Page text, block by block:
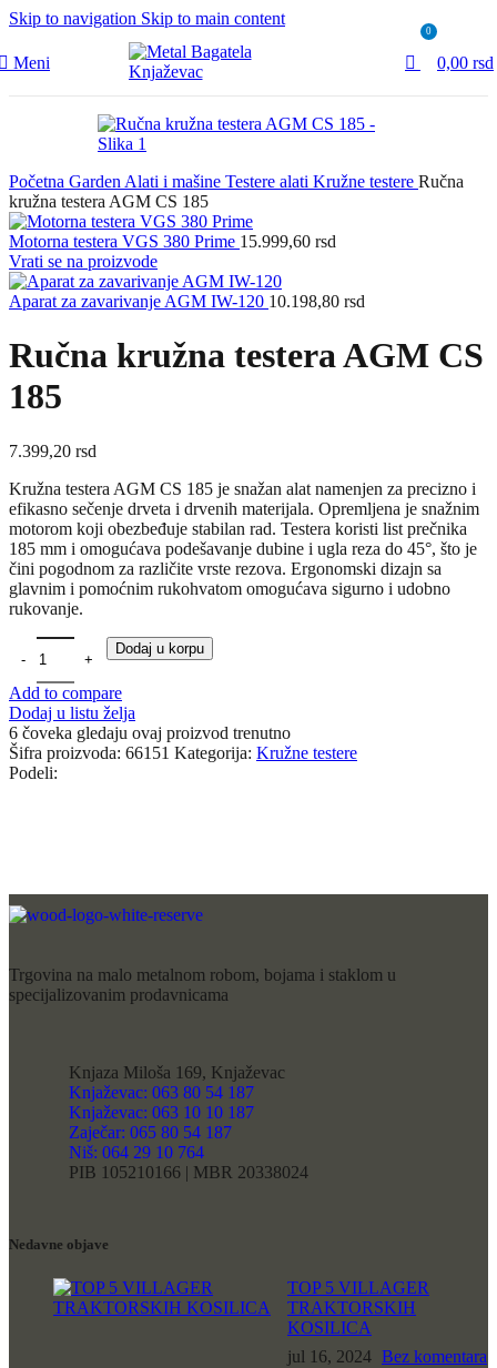
Skip to navigation Skip to main content
Meni
0
0,00 rsd
Početna Garden Alati i mašine Testere alati Kružne testere Ručna
kružna testera AGM CS 185
Motorna testera VGS 380 Prime 15.999,60 rsd
Vrati se na proizvode
Aparat za zavarivanje AGM IW-120 10.198,80 rsd
Ručna kružna testera AGM CS
185
7.399,20 rsd
Kružna testera AGM CS 185 je snažan alat namenjen za precizno i
efikasno sečenje drveta i drvenih materijala. Opremljena je snažnim
motorom koji obezbeđuje stabilan rad. Testera koristi list prečnika
185 mm i omogućava podešavanje dubine i ugla reza do 45°, što je
čini pogodnom za različite vrste rezova. Ergonomski dizajn sa
glavnim i pomoćnim rukohvatom omogućava sigurno i udobno
rukovanje.
Dodaj u korpu
Add to compare
Dodaj u listu želja
6 čoveka gledaju ovaj proizvod trenutno
Šifra proizvoda: 66151 Kategorija: Kružne testere
Podeli:
Trgovina na malo metalnom robom, bojama i staklom u
specijalizovanim prodavnicama
Knjaza Miloša 169, Knjaževac
Knjaževac: 063 80 54 187
Knjaževac: 063 10 10 187
Zaječar: 065 80 54 187
Niš: 064 29 10 764
PIB 105210166 | MBR 20338024
Nedavne objave
TOP 5 VILLAGER
TRAKTORSKIH
KOSILICA
jul 16, 2024 Bez komentara